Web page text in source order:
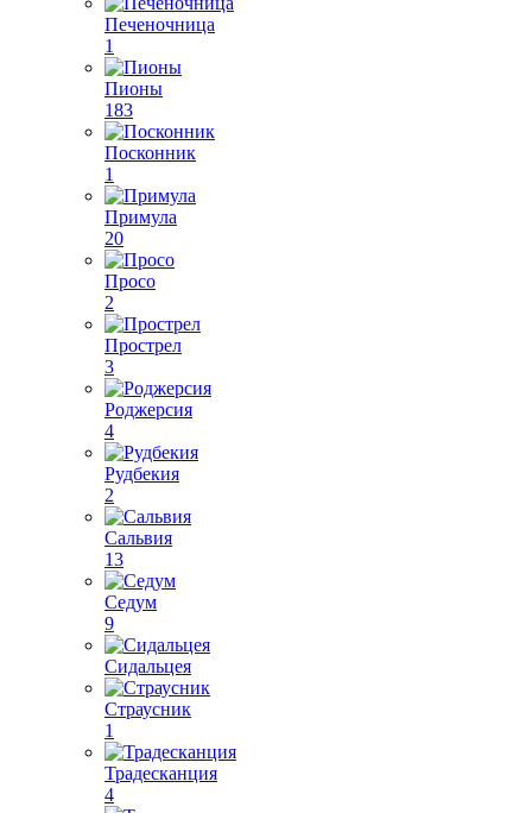
Печеночница
1
Пионы
183
Посконник
1
Примула
20
Просо
2
Прострел
3
Роджерсия
4
Рудбекия
2
Сальвия
13
Седум
9
Сидальцея
Страусник
1
Традесканция
4